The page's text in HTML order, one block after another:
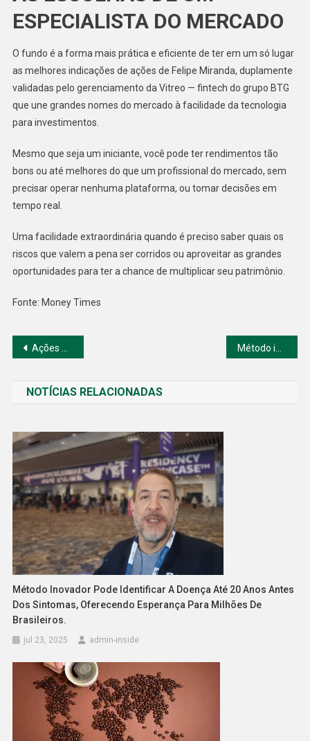
ESPECIALISTA DO MERCADO
O fundo é a forma mais prática e eficiente de ter em um só lugar
as melhores indicações de ações de Felipe Miranda, duplamente
validadas pelo gerenciamento da Vitreo — fintech do grupo BTG
que une grandes nomes do mercado à facilidade da tecnologia
para investimentos.
Mesmo que seja um iniciante, você pode ter rendimentos tão
bons ou até melhores do que um profissional do mercado, sem
precisar operar nenhuma plataforma, ou tomar decisões em
tempo real.
Uma facilidade extraordinária quando é preciso saber quais os
riscos que valem a pena ser corridos ou aproveitar as grandes
oportunidades para ter a chance de multiplicar seu patrimônio.
Fonte: Money Times
Navegação
Post
Ações da Boa Safra tem bom crescimento
NOTÍCIAS RELACIONADAS
Método Inovador Pode Identificar A Doença Até 20 Anos Antes
Dos Sintomas, Oferecendo Esperança Para Milhões De
Brasileiros.
jul 23, 2025 admin-inside